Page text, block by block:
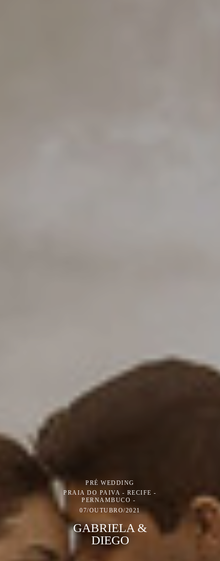
PRÉ WEDDING
PRAIA DO PAIVA - RECIFE -
PERNAMBUCO
07/OUTUBRO/2021
GABRIELA &
DIEGO